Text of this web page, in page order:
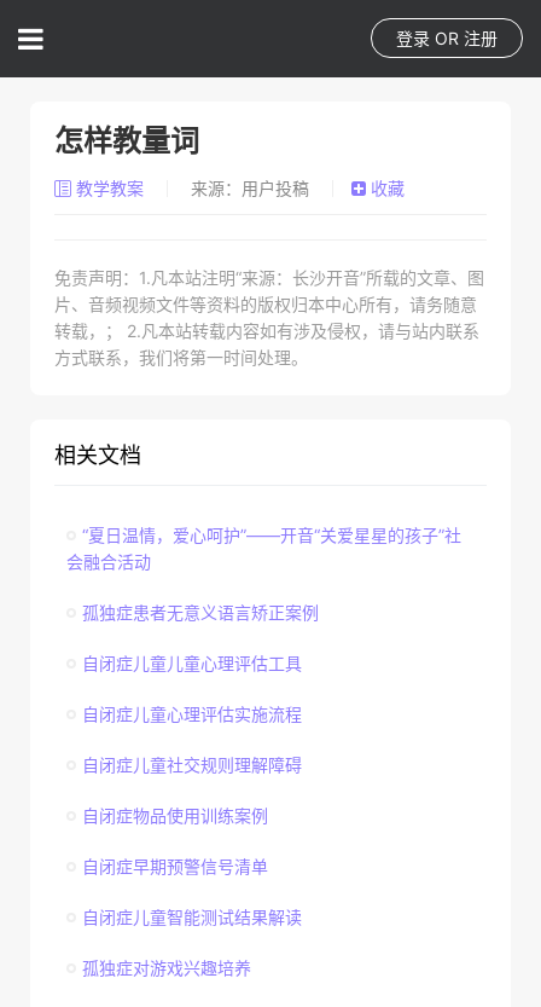
登录 OR 注册
怎样教量词
教学教案 来源：用户投稿 收藏
子很喜欢的小动物，教他学会用“ 只”。如，“ 一只小狗、一
小桌子。转动八个小盘子。挂出九面小旗子。变出十个小
目的。当孩子出现用得好的量词时，要鼓励，以增强孩子的
免责声明：1.凡本站注明“来源：长沙开音”所载的文章、图
片、音频视频文件等资料的版权归本中心所有，请务随意
转载，； 2.凡本站转载内容如有涉及侵权，请与站内联系
方式联系，我们将第一时间处理。
相关文档
“夏日温情，爱心呵护”——开音“关爱星星的孩子”社
会融合活动
孤独症患者无意义语言矫正案例
自闭症儿童儿童心理评估工具
自闭症儿童心理评估实施流程
自闭症儿童社交规则理解障碍
自闭症物品使用训练案例
自闭症早期预警信号清单
自闭症儿童智能测试结果解读
孤独症对游戏兴趣培养